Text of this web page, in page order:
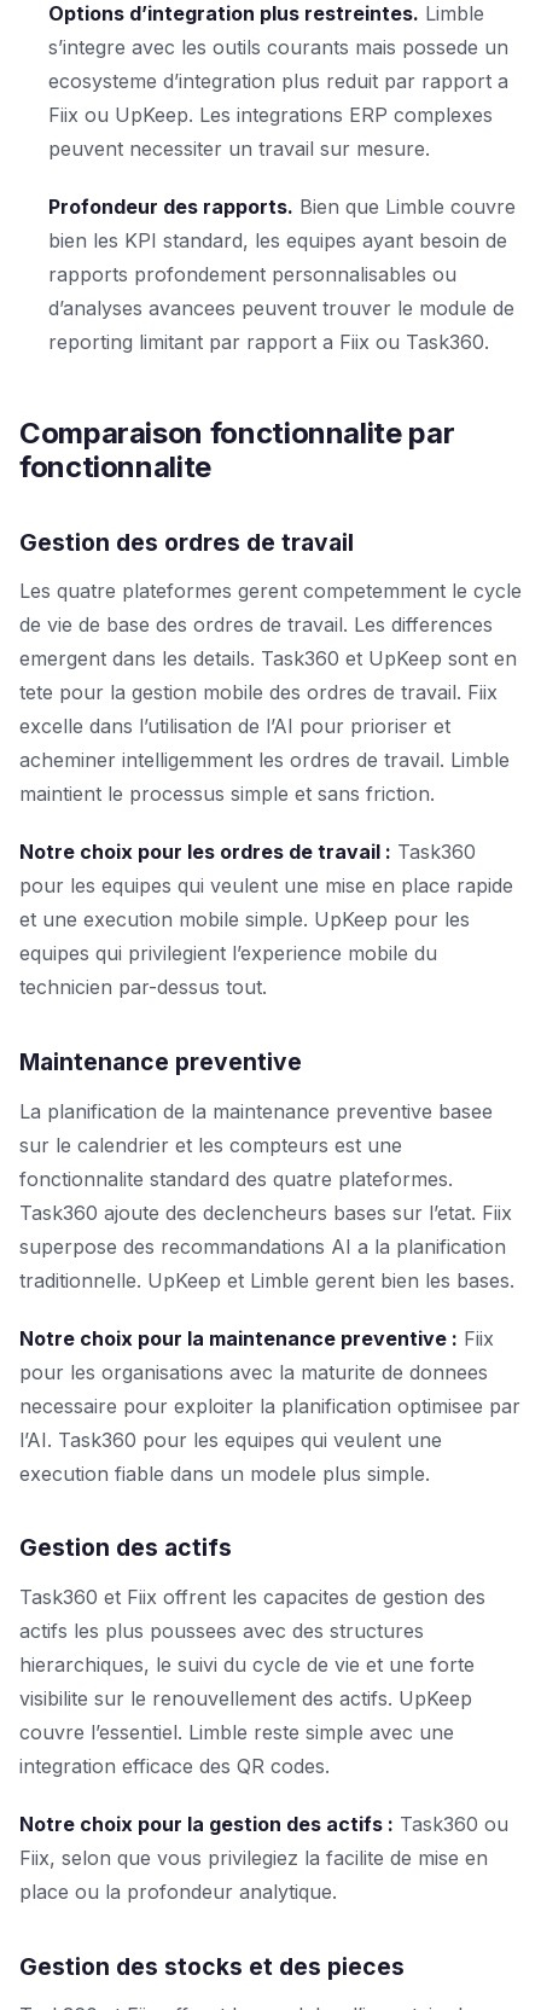
Options d’integration plus restreintes. Limble
s’integre avec les outils courants mais possede un
ecosysteme d’integration plus reduit par rapport a
Fiix ou UpKeep. Les integrations ERP complexes
peuvent necessiter un travail sur mesure.
Profondeur des rapports. Bien que Limble couvre
bien les KPI standard, les equipes ayant besoin de
rapports profondement personnalisables ou
d’analyses avancees peuvent trouver le module de
reporting limitant par rapport a Fiix ou Task360.
Comparaison fonctionnalite par
fonctionnalite
Gestion des ordres de travail
Les quatre plateformes gerent competemment le cycle
de vie de base des ordres de travail. Les differences
emergent dans les details. Task360 et UpKeep sont en
tete pour la gestion mobile des ordres de travail. Fiix
excelle dans l’utilisation de l’AI pour prioriser et
acheminer intelligemment les ordres de travail. Limble
maintient le processus simple et sans friction.
Notre choix pour les ordres de travail : Task360
pour les equipes qui veulent une mise en place rapide
et une execution mobile simple. UpKeep pour les
equipes qui privilegient l’experience mobile du
technicien par-dessus tout.
Maintenance preventive
La planification de la maintenance preventive basee
sur le calendrier et les compteurs est une
fonctionnalite standard des quatre plateformes.
Task360 ajoute des declencheurs bases sur l’etat. Fiix
superpose des recommandations AI a la planification
traditionnelle. UpKeep et Limble gerent bien les bases.
Notre choix pour la maintenance preventive : Fiix
pour les organisations avec la maturite de donnees
necessaire pour exploiter la planification optimisee par
l’AI. Task360 pour les equipes qui veulent une
execution fiable dans un modele plus simple.
Gestion des actifs
Task360 et Fiix offrent les capacites de gestion des
actifs les plus poussees avec des structures
hierarchiques, le suivi du cycle de vie et une forte
visibilite sur le renouvellement des actifs. UpKeep
couvre l’essentiel. Limble reste simple avec une
integration efficace des QR codes.
Notre choix pour la gestion des actifs : Task360 ou
Fiix, selon que vous privilegiez la facilite de mise en
place ou la profondeur analytique.
Gestion des stocks et des pieces